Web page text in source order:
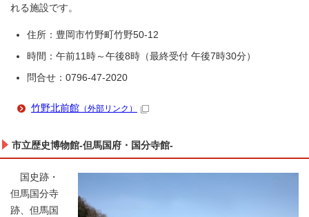
れる施設です。
住所：豊岡市竹野町竹野50-12
時間：午前11時～午後8時（最終受付 午後7時30分）
問合せ：0796-47-2020
竹野北前館 （外部リンク）
市立歴史博物館-但馬国府・国分寺館-
国史跡・
但馬国分寺
跡、但馬国